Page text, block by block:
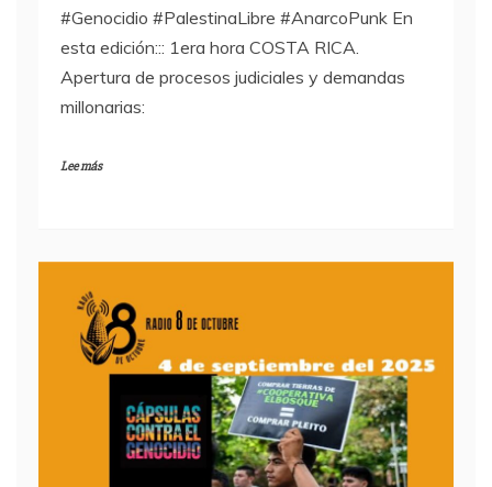
#Genocidio #PalestinaLibre #AnarcoPunk En
esta edición::: 1era hora COSTA RICA.
Apertura de procesos judiciales y demandas
millonarias:
Lee más